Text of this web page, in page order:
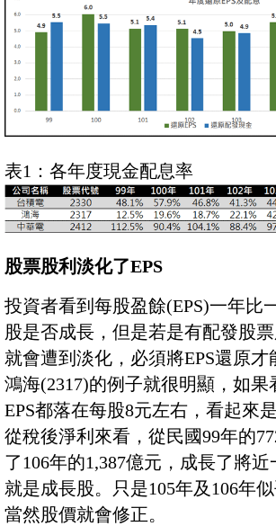
表1：各年度現金配息率
股票股利淡化了EPS
投資者看到每股盈餘(EPS)一年比
股是否成長，但是若是有配發股
就會遭到淡化，必須將EPS還原才
鴻海(2317)的例子就很明顯，如果
EPS都落在每股8元左右，看起來
從稅後淨利來看，從民國99年的
了106年的1,387億元，成長了將
就是成長股。只是105年及106年
當然股價就會修正。